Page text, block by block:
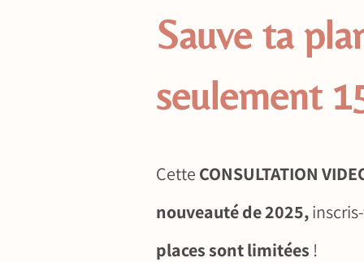
Sauve ta
seulement
Cette CONSULTATION
nouveauté de 2025,
places sont limitées !